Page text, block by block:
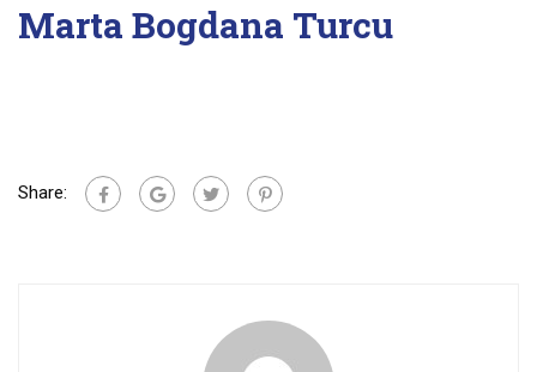
Marta Bogdana Turcu
Share: